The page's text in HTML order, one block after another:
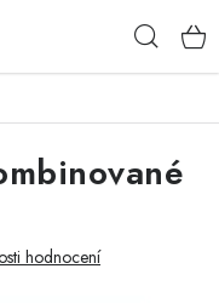
hodnocení